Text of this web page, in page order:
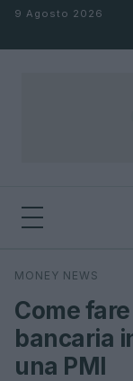
Salta al contenuto
9 Agosto 2026
Cerca
MONEY NEWS
Come
bancaria
una PMI